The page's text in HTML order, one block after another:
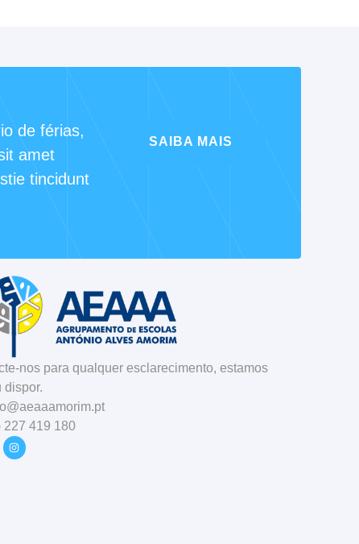
de férias,
amet
tincidunt
SAIBA MAIS
nos para qualquer esclarecimento, estamos
dispor.
227 419 180